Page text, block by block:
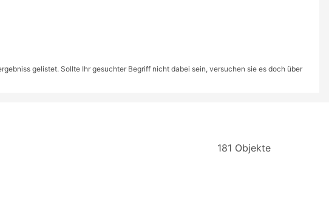
gelistet. Sollte Ihr gesuchter Begriff nicht dabei sein, versuchen sie es doch über
181 Objekte